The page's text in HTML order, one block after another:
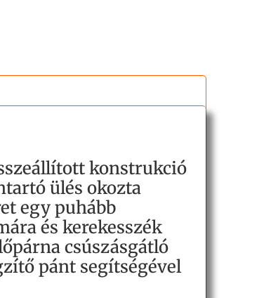
konstrukció
ülés okozta
egy puhább
és kerekesszék
csúszásgátló
pánt segítségével